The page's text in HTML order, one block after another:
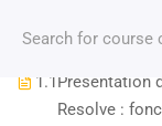
ET PRISE
1.1Présentation
Resolve :